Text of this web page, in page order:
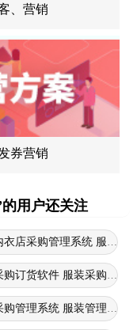
、营销
券营销
用户还关注
采购管理系统
衣店采购管理系统 服装采
装店采购管理系统
购订货软件 服装采购管理
服装采购订货软件
购管理系统 服装管理系统